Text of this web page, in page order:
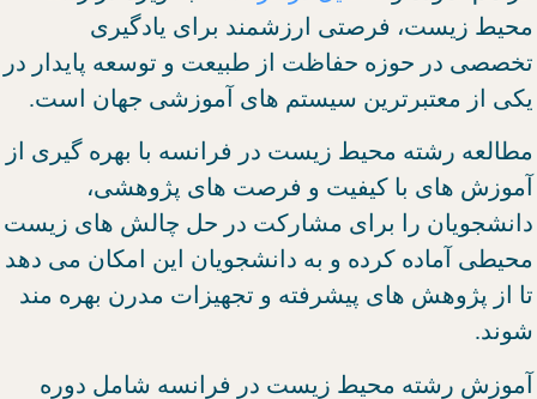
محیط زیست، فرصتی ارزشمند برای یادگیری
تخصصی در حوزه حفاظت از طبیعت و توسعه پایدار در
یکی از معتبرترین سیستم های آموزشی جهان است.
مطالعه رشته محیط زیست در فرانسه با بهره گیری از
آموزش های با کیفیت و فرصت های پژوهشی،
دانشجویان را برای مشارکت در حل چالش های زیست
محیطی آماده کرده و به دانشجویان این امکان می دهد
تا از پژوهش های پیشرفته و تجهیزات مدرن بهره مند
شوند.
آموزش رشته محیط زیست در فرانسه شامل دوره